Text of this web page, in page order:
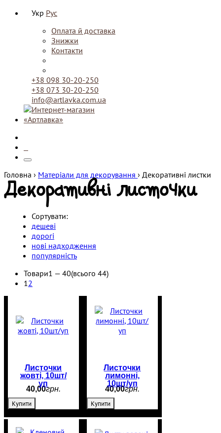
Укр Рус
Оплата й доставка
Знижки
Контакти
+38 098 30-20-250
+38 073 30-20-250
info@artlavka.com.ua
Головна › Матеріали для декорування › Декоративні листки
Декоративні листочки
Сортувати:
дешеві
дорогі
нові надходження
популярність
Товари1 — 40(всього 44)
12
Листочки
жовті, 10шт/
уп
40,00грн.
Купити
Листочки
лимонні,
10шт/уп
40,00грн.
Купити